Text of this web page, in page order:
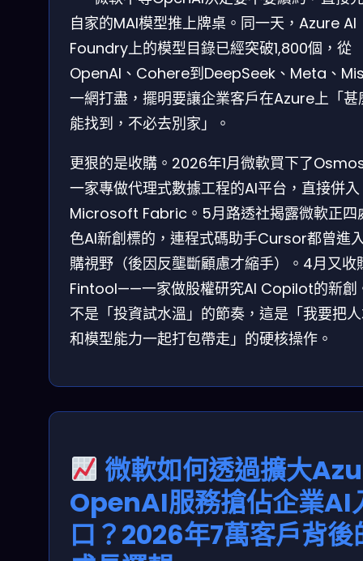
自家的MAI模型推上牌桌。同一天，Azure AI
Foundry上的模型目錄已經突破1,800個，從
OpenAI、Cohere到DeepSeek、Meta、
一網打盡，擺明要讓企業客戶在Azure上「甚
能找到，不必去別家」。
更狠的是收購。2026年1月微軟買下了
一家專做代理式數據工程的AI平台，直接併入
Microsoft Fabric。5月路透社揭露微軟正四
色AI新創標的，連程式碼助手Cursor都曾進
購視野（後因反壟斷顧慮才縮手）。4月又收
Fintool——一家做股權研究AI Copilot的新創
不是「投資試水溫」的節奏，這是「我要把
和模型能力一起打包帶走」的硬核操作。
微軟如何透過擴大
OpenAI服務搶佔企業AI
口？2026年7萬客戶背後